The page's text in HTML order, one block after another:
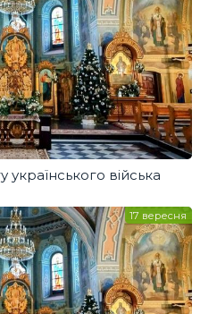
війська
17 вересня